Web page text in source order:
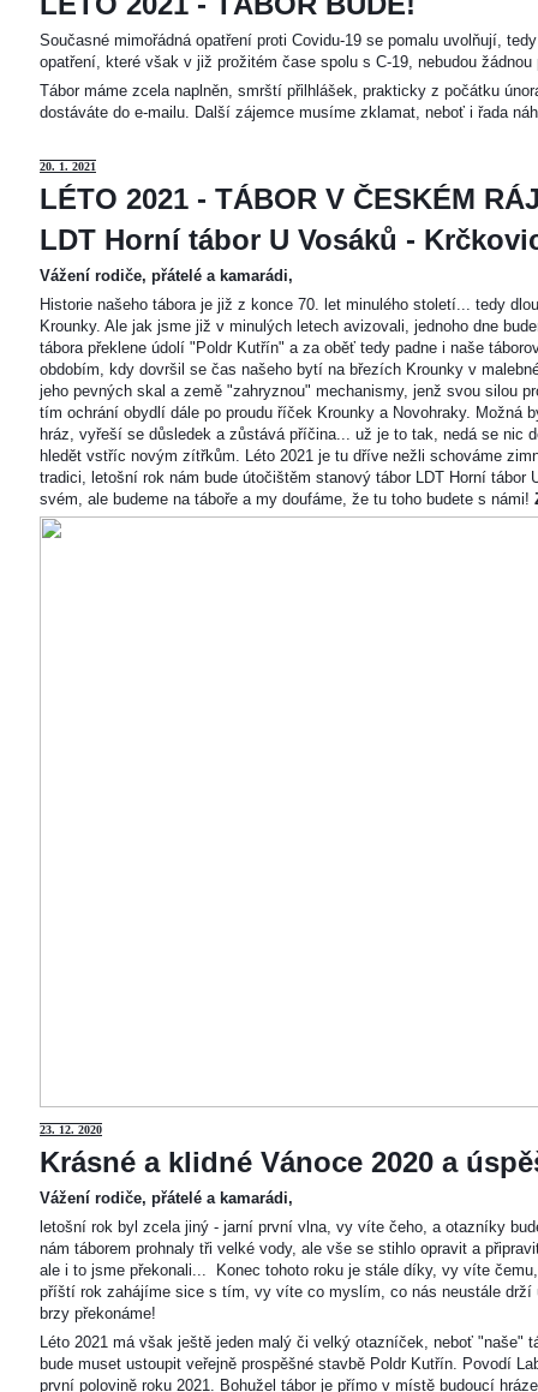
Současné mimořádná opatření proti Covidu-19 se pomalu uvolňují,
opatření, které však v již prožitém čase spolu s C-19, nebudou žádnou
Tábor máme zcela naplněn, smrští přilhlášek, prakticky z počátku
dostáváte do e-mailu. Další zájemce musíme zklamat, neboť i řada
20. 1. 2021
LÉTO 2021 - TÁBOR V ČESKÉM
LDT Horní tábor U Vosáků -
Vážení rodiče, přátelé a kamarádi,
Historie našeho tábora je již z konce 70. let minulého století... tedy
Krounky. Ale jak jsme již v minulých letech avizovali, jednoho dne
tábora překlene údolí "Poldr Kutřín" a za oběť tedy padne i naše
obdobím, kdy dovršil se čas našeho bytí na březích Krounky v
jeho pevných skal a země "zahryznou" mechanismy, jenž svou silou
tím ochrání obydlí dále po proudu říček Krounky a Novohraky. Možná
hráz, vyřeší se důsledek a zůstává příčina... už je to tak, nedá se nic
hledět vstříc novým zítřkům. Léto 2021 je tu dříve nežli schováme
tradici, letošní rok nám bude útočištěm stanový tábor LDT Horní tábor
svém, ale budeme na táboře a my doufáme, že tu toho budete s námi!
23. 12. 2020
Krásné a klidné Vánoce 2020 a
Vážení rodiče, přátelé a kamarádi,
letošní rok byl zcela jiný - jarní první vlna, vy víte čeho, a otazníky
nám táborem prohnaly tři velké vody, ale vše se stihlo opravit a
ale i to jsme překonali... Konec tohoto roku je stále díky, vy víte
příští rok zahájíme sice s tím, vy víte co myslím, co nás neustále
brzy překonáme!
Léto 2021 má však ještě jeden malý či velký otazníček, neboť "naše"
bude muset ustoupit veřejně prospěšné stavbě Poldr Kutřín. Povodí
první polovině roku 2021. Bohužel tábor je přímo v místě budoucí